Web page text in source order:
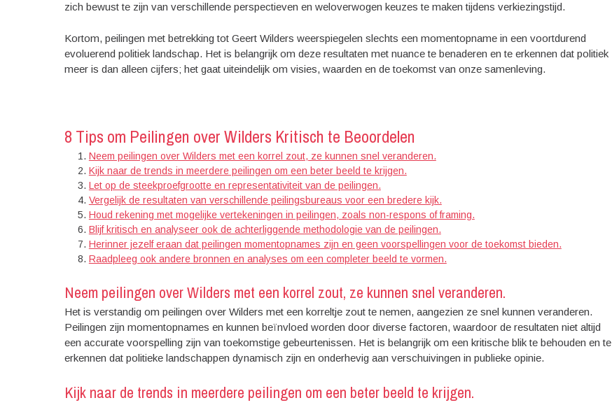
zich bewust te zijn van verschillende perspectieven en weloverwogen keuzes te maken tijdens verkiezingstijd.
Kortom, peilingen met betrekking tot Geert Wilders weerspiegelen slechts een momentopname in een voortdurend
evoluerend politiek landschap. Het is belangrijk om deze resultaten met nuance te benaderen en te erkennen dat politiek
meer is dan alleen cijfers; het gaat uiteindelijk om visies, waarden en de toekomst van onze samenleving.
8 Tips om Peilingen over Wilders Kritisch te Beoordelen
Neem peilingen over Wilders met een korrel zout, ze kunnen snel veranderen.
Kijk naar de trends in meerdere peilingen om een beter beeld te krijgen.
Let op de steekproefgrootte en representativiteit van de peilingen.
Vergelijk de resultaten van verschillende peilingsbureaus voor een bredere kijk.
Houd rekening met mogelijke vertekeningen in peilingen, zoals non-respons of framing.
Blijf kritisch en analyseer ook de achterliggende methodologie van de peilingen.
Herinner jezelf eraan dat peilingen momentopnames zijn en geen voorspellingen voor de toekomst bieden.
Raadpleeg ook andere bronnen en analyses om een completer beeld te vormen.
Neem peilingen over Wilders met een korrel zout, ze kunnen snel veranderen.
Het is verstandig om peilingen over Wilders met een korreltje zout te nemen, aangezien ze snel kunnen veranderen.
Peilingen zijn momentopnames en kunnen beïnvloed worden door diverse factoren, waardoor de resultaten niet altijd
een accurate voorspelling zijn van toekomstige gebeurtenissen. Het is belangrijk om een kritische blik te behouden en te
erkennen dat politieke landschappen dynamisch zijn en onderhevig aan verschuivingen in publieke opinie.
Kijk naar de trends in meerdere peilingen om een beter beeld te krijgen.